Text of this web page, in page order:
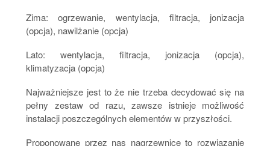
Zima: ogrzewanie, wentylacja, filtracja, jonizacja
(opcja), nawilżanie (opcja)
Lato: wentylacja, filtracja, jonizacja (opcja),
klimatyzacja (opcja)
Najważniejsze jest to że nie trzeba decydować się na
pełny zestaw od razu, zawsze istnieje możliwość
instalacji poszczególnych elementów w przyszłości.
Proponowane przez nas nagrzewnice to rozwiązanie